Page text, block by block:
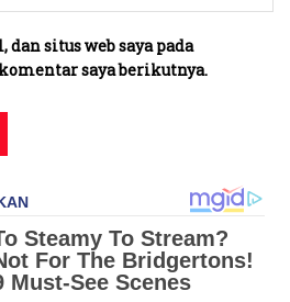
situs web saya pada
saya berikutnya.